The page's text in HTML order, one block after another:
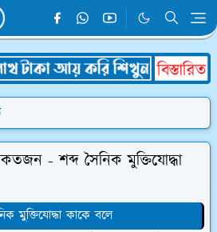
কতজন - শব্দ সৈনিক মুক্তিযোদ্ধা
মুক্তিযোদ্ধা কাকে বলে